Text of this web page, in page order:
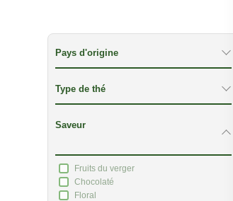
Pays d'origine
Type de thé
Saveur
Fruits du verger
Chocolaté
Floral